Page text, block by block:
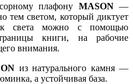
плафону MASON—
тем светом, который диктует
света можно с помощью
книги, на рабочие
внимания.
из натурального камня —
а устойчивая база.